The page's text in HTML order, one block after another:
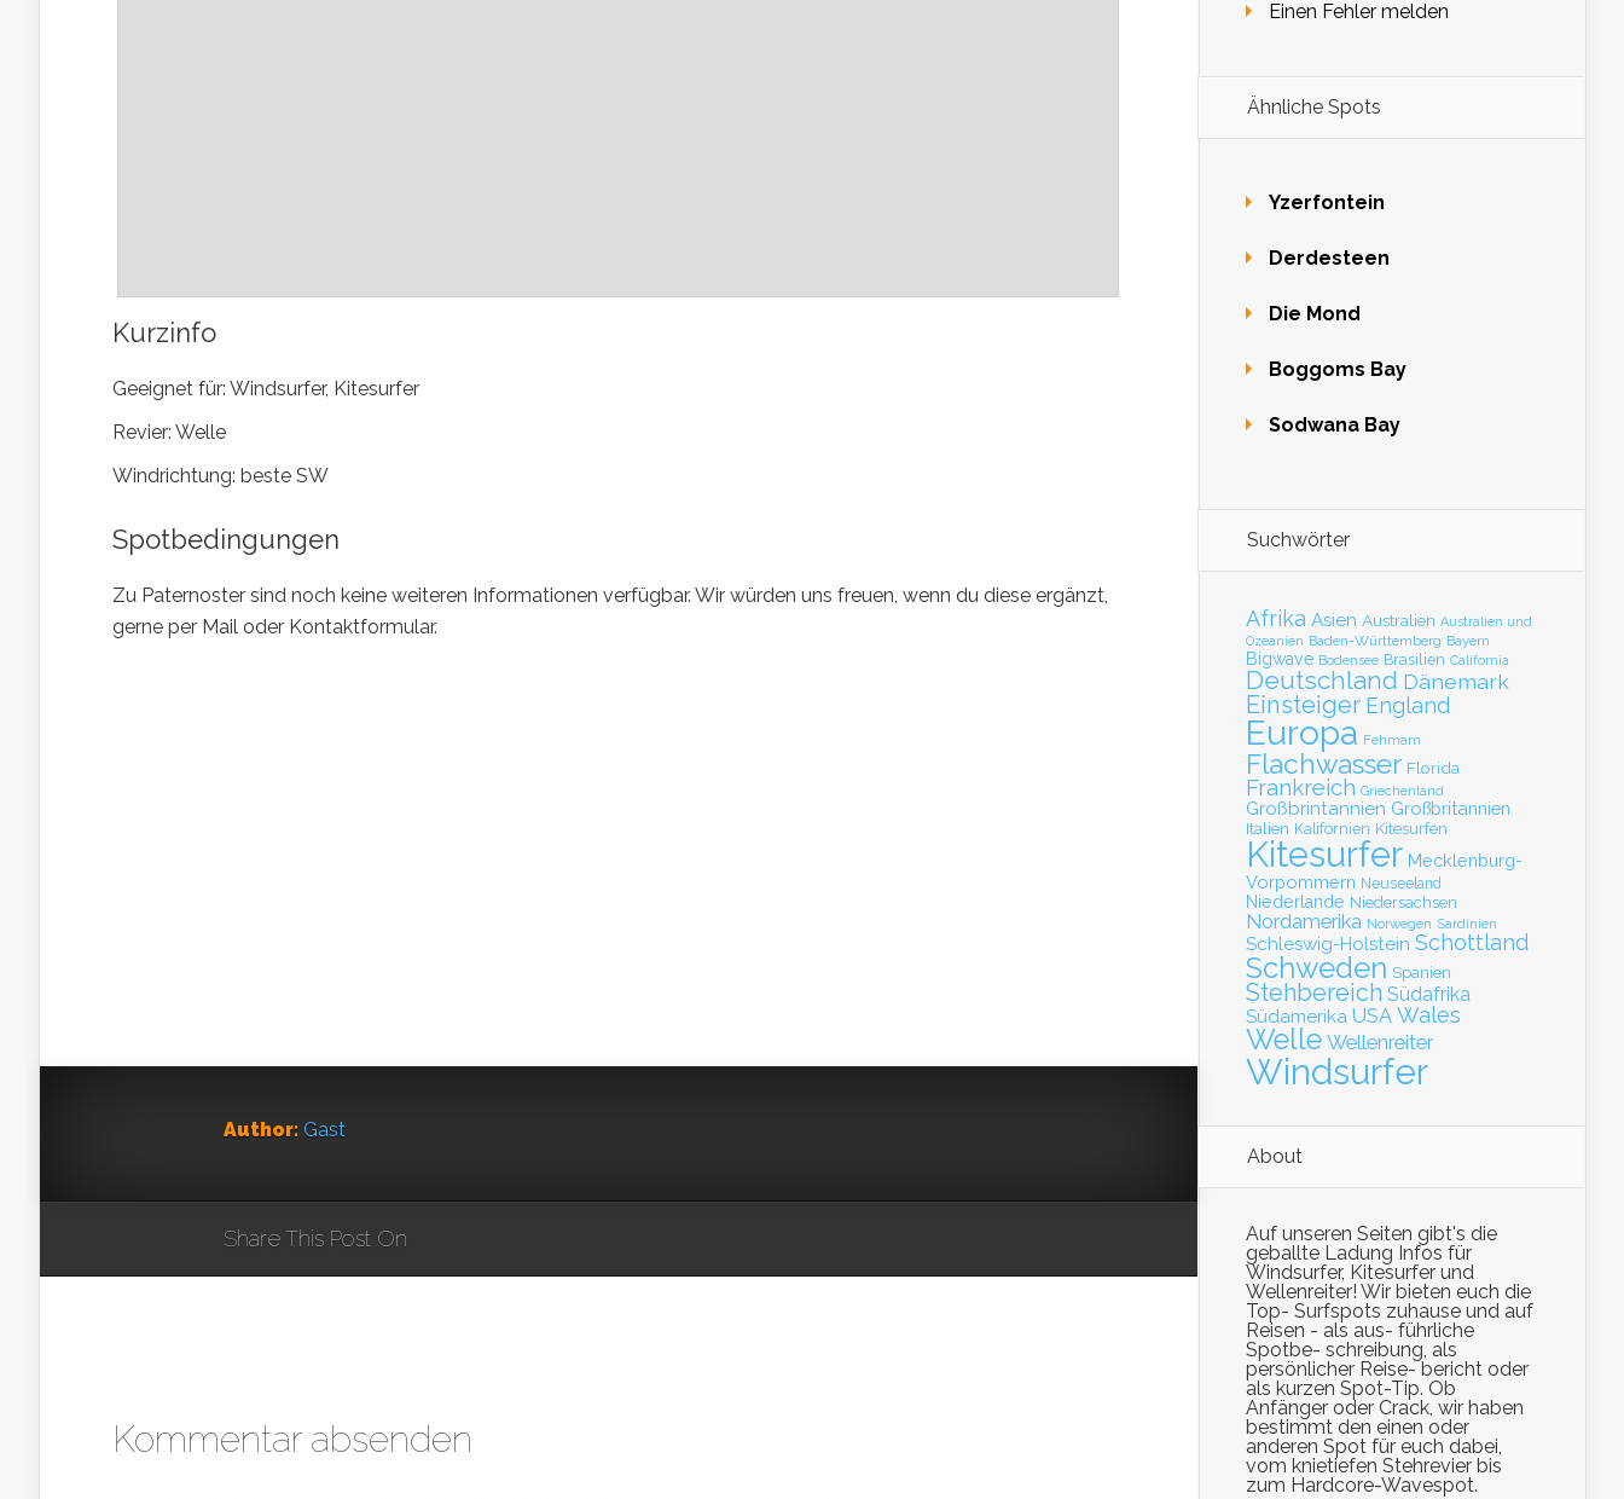
Kurzinfo
Geeignet für: Windsurfer, Kitesurfer
Revier: Welle
Windrichtung: beste SW
Spotbedingungen
Zu Paternoster sind noch keine weiteren Informationen verfügbar. Wir würden uns freuen, wenn du diese ergänzt,
gerne per Mail oder Kontaktformular.
Author: Gast
Share This Post On
Kommentar absenden
Einen Fehler melden
Ähnliche Spots
Yzerfontein
Derdesteen
Die Mond
Boggoms Bay
Sodwana Bay
Suchwörter
Afrika Asien Australien Australien und
Ozeanien Baden-Württemberg Bayern
Bigwave Bodensee Brasilien California
Deutschland Dänemark
Einsteiger England
Europa Fehmarn
Flachwasser Florida
Frankreich Griechenland
Großbrintannien Großbritannien
Italien Kalifornien Kitesurfen
Kitesurfer Mecklenburg-
Vorpommern Neuseeland
Niederlande Niedersachsen
Nordamerika Norwegen Sardinien
Schleswig-Holstein Schottland
Schweden Spanien
Stehbereich Südafrika
Südamerika USA Wales
Welle Wellenreiter
Windsurfer
About
Auf unseren Seiten gibt's die
geballte Ladung Infos für
Windsurfer, Kitesurfer und
Wellenreiter! Wir bieten euch die
Top- Surfspots zuhause und auf
Reisen - als aus- führliche
Spotbe- schreibung, als
persönlicher Reise- bericht oder
als kurzen Spot-Tip. Ob
Anfänger oder Crack, wir haben
bestimmt den einen oder
anderen Spot für euch dabei,
vom knietiefen Stehrevier bis
zum Hardcore-Wavespot.